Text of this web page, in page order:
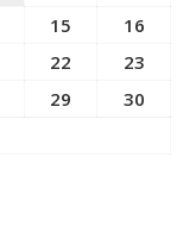
15
16
22
23
29
30